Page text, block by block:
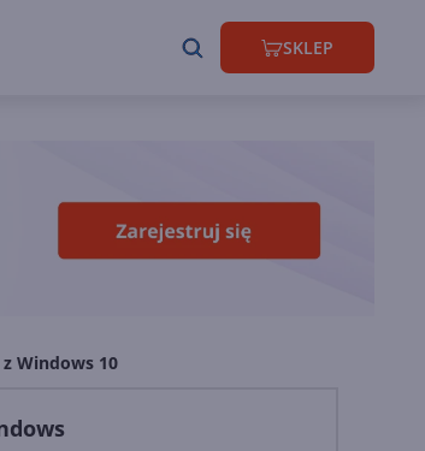
SKLEP
Windows 10